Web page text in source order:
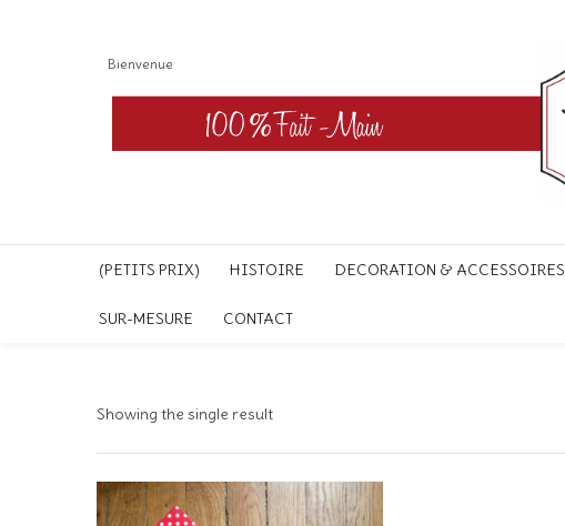
Bienvenue
(PETITS PRIX) HISTOIRE DECORATION & ACCESSOIRES
SUR-MESURE CONTACT
Showing the single result